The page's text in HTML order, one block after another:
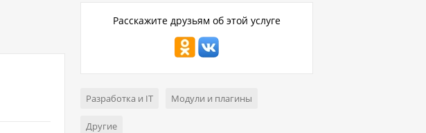
Расскажите друзьям об этой услуге
Разработка и IT Модули и плагины
Другие